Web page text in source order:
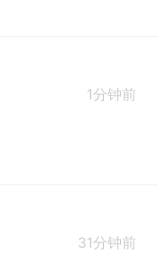
1分钟前
31分钟前